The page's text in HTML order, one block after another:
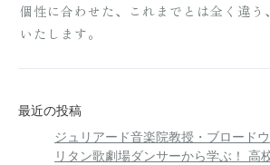
個性に合わせた、これまでとは全く違う
いたします。
最近の投稿
ジュリアード音楽院教授・ブロード
リタン歌劇場ダンサーから学ぶ！ 高